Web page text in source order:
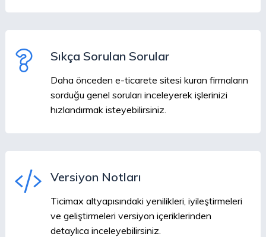
Sıkça Sorulan Sorular
Daha önceden e-ticarete sitesi kuran firmaların
sorduğu genel soruları inceleyerek işlerinizi
hızlandırmak isteyebilirsiniz.
Versiyon Notları
Ticimax altyapısındaki yenilikleri, iyileştirmeleri
ve geliştirmeleri versiyon içeriklerinden
detaylıca inceleyebilirsiniz.